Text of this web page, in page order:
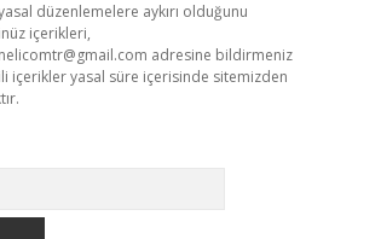
düzenlemelere aykırı olduğunu
içerikleri,
adresine bildirmeniz
içerikler yasal süre içerisinde sitemizden